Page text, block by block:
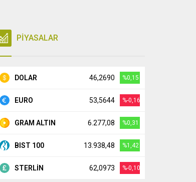
PİYASALAR
DOLAR 46,2690 %0,15
EURO 53,5644 %-0,16
GRAM ALTIN 6.277,08 %0,31
BIST 100 13.938,48 %1,42
STERLİN 62,0973 %-0,10